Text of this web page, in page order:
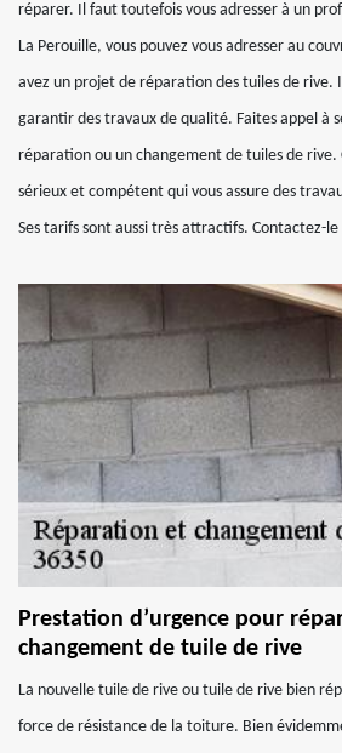
réparer. Il faut toutefois vous adresser à un
La Perouille, vous pouvez vous adresser au
avez un projet de réparation des tuiles de rive.
garantir des travaux de qualité. Faites appel à
réparation ou un changement de tuiles de rive.
sérieux et compétent qui vous assure des
Ses tarifs sont aussi très attractifs. Contactez-le
Prestation d’urgence pour
changement de tuile de rive
La nouvelle tuile de rive ou tuile de rive bien
force de résistance de la toiture. Bien